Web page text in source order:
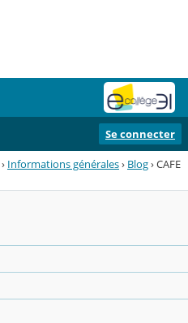
Se connecter
› Informations générales› Blog›CAFE